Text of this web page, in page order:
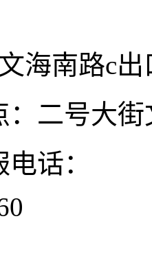
海南路c出
：二号大
话：